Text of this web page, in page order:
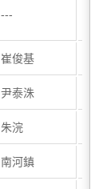
---
崔俊基
尹泰洙
朱浣
南河鎮